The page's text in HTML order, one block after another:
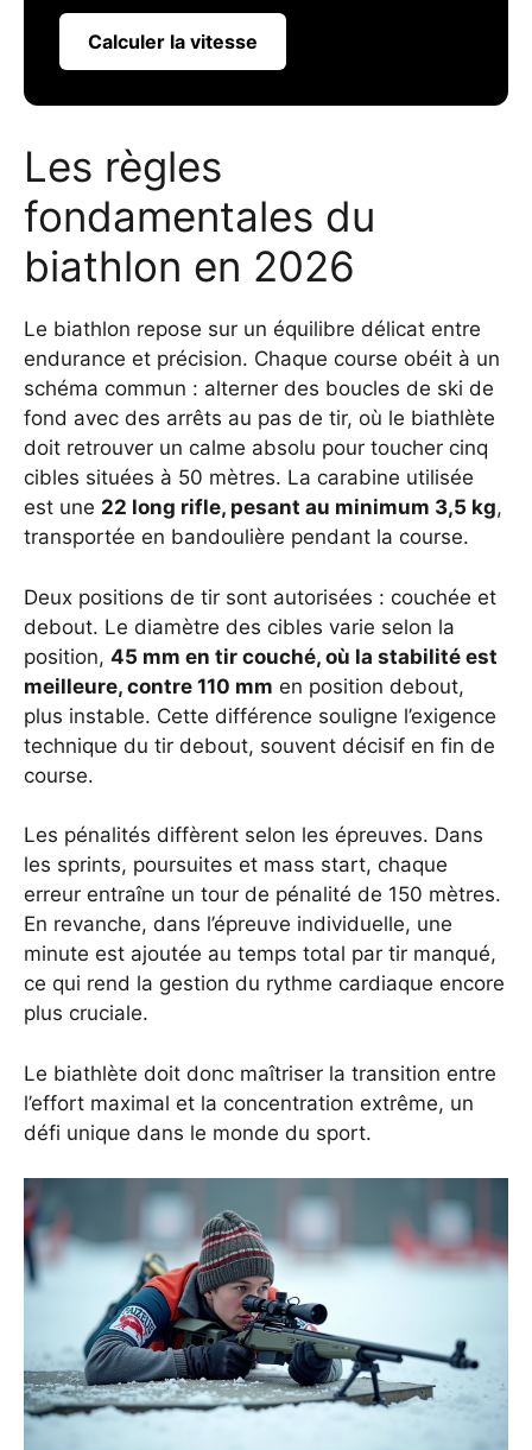
Calculer la vitesse
Les règles
fondamentales du
biathlon en 2026
Le biathlon repose sur un équilibre délicat entre
endurance et précision. Chaque course obéit à un
schéma commun : alterner des boucles de ski de
fond avec des arrêts au pas de tir, où le biathlète
doit retrouver un calme absolu pour toucher cinq
cibles situées à 50 mètres. La carabine utilisée
est une 22 long rifle, pesant au minimum 3,5 kg,
transportée en bandoulière pendant la course.
Deux positions de tir sont autorisées : couchée et
debout. Le diamètre des cibles varie selon la
position, 45 mm en tir couché, où la stabilité est
meilleure, contre 110 mm en position debout,
plus instable. Cette différence souligne l’exigence
technique du tir debout, souvent décisif en fin de
course.
Les pénalités diffèrent selon les épreuves. Dans
les sprints, poursuites et mass start, chaque
erreur entraîne un tour de pénalité de 150 mètres.
En revanche, dans l’épreuve individuelle, une
minute est ajoutée au temps total par tir manqué,
ce qui rend la gestion du rythme cardiaque encore
plus cruciale.
Le biathlète doit donc maîtriser la transition entre
l’effort maximal et la concentration extrême, un
défi unique dans le monde du sport.